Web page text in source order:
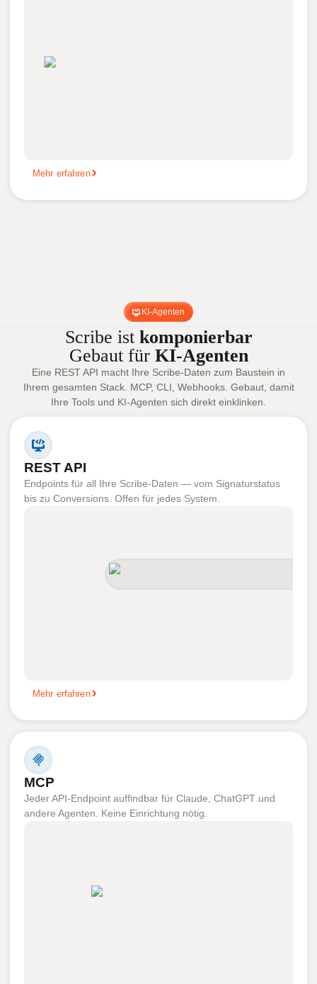
Mehr erfahren
KI-Agenten
Scribe ist komponierbar
Gebaut für KI-Agenten
Eine REST API macht Ihre Scribe-Daten zum Baustein in
Ihrem gesamten Stack. MCP, CLI, Webhooks. Gebaut, damit
Ihre Tools und KI-Agenten sich direkt einklinken.
REST API
Endpoints für all Ihre Scribe-Daten — vom Signaturstatus
bis zu Conversions. Offen für jedes System.
Mehr erfahren
MCP
Jeder API-Endpoint auffindbar für Claude, ChatGPT und
andere Agenten. Keine Einrichtung nötig.